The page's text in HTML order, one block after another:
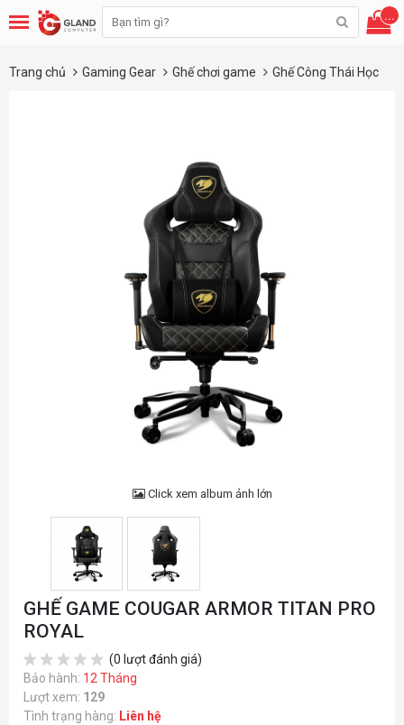
...
Trang chủ Gaming Gear Ghế chơi game Ghế Công Thái Học
Click xem album ảnh lớn
GHẾ GAME COUGAR ARMOR TITAN PRO
ROYAL
(0 lượt đánh giá)
Bảo hành: 12 Tháng
Lượt xem: 129
Tình trạng hàng: Liên hệ